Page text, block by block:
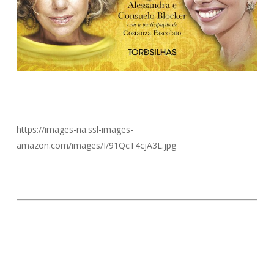
https://images-na.ssl-images-
amazon.com/images/I/91QcT4cjA3L.jpg